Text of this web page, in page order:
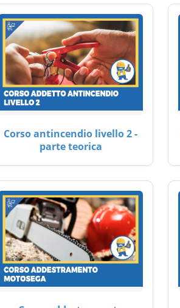
Corso antincendio livello 2 -
parte teorica